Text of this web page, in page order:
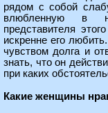
рядом с собой
влюбленную в
представителя
искренне его
чувством долга и
знать, что он
при каких
Какие женщины